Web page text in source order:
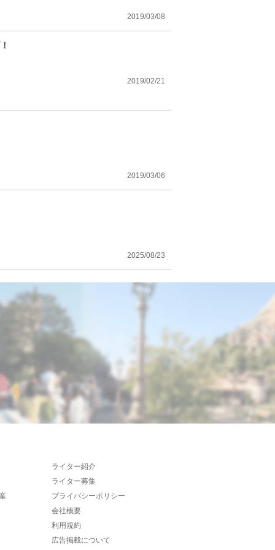
2019/03/08
2019/02/21
2019/03/06
2025/08/23
ライター紹介
ライター募集
プライバシーポリシー
会社概要
利用規約
広告掲載について